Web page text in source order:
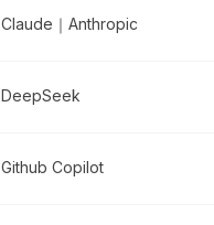
Claude｜Anthropic
DeepSeek
Github Copilot